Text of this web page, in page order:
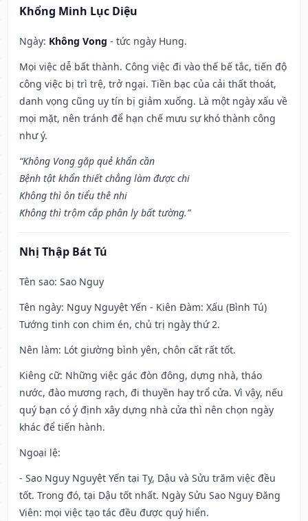
Khổng Minh Lục Diệu
Ngày: Không Vong - tức ngày Hung.
Mọi việc dễ bất thành. Công việc đi vào thế bế tắc, tiến độ
công việc bị trì trệ, trở ngại. Tiền bạc của cải thất thoát,
danh vọng cũng uy tín bị giảm xuống. Là một ngày xấu về
mọi mặt, nên tránh để hạn chế mưu sự khó thành công
như ý.
“Không Vong gặp quẻ khẩn cần
Bệnh tật khẩn thiết chẳng làm được chi
Không thì ôn tiểu thê nhi
Không thì trộm cắp phân ly bất tường.”
Nhị Thập Bát Tú
Tên sao: Sao Nguy
Tên ngày: Nguy Nguyệt Yến - Kiên Đàm: Xấu (Bình Tú)
Tướng tinh con chim én, chủ trị ngày thứ 2.
Nên làm: Lót giường bình yên, chôn cất rất tốt.
Kiêng cữ: Những việc gác đòn đông, dựng nhà, tháo
nước, đào mương rạch, đi thuyền hay trổ cửa. Vì vậy, nếu
quý bạn có ý định xây dựng nhà cửa thì nên chọn ngày
khác để tiến hành.
Ngoại lệ:
- Sao Nguy Nguyệt Yến tại Tỵ, Dậu và Sửu trăm việc đều
tốt. Trong đó, tại Dậu tốt nhất. Ngày Sửu Sao Nguy Đăng
Viên: mọi việc tạo tác đều được quý hiển.